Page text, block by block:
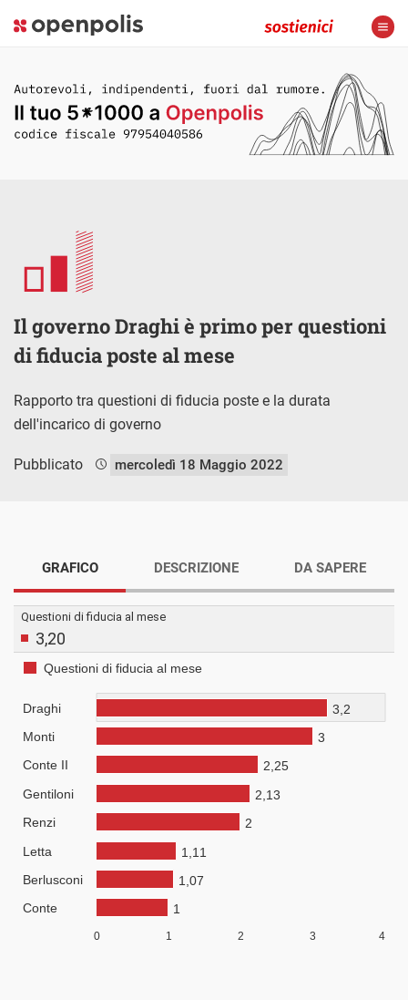
Il governo Draghi è primo per questioni
di fiducia poste al mese
Rapporto tra questioni di fiducia poste e la durata
dell'incarico di governo
Pubblicato mercoledì 18 Maggio 2022
GRAFICO DESCRIZIONE DA SAPERE